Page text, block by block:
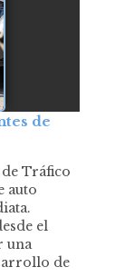
de
de Tráfico
auto
el
una
de